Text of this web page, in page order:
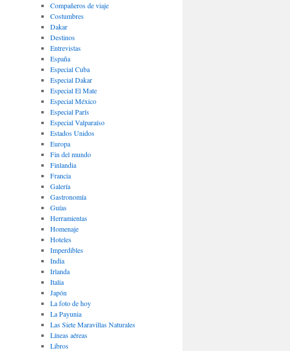
Compañeros de viaje
Costumbres
Dakar
Destinos
Entrevistas
España
Especial Cuba
Especial Dakar
Especial El Mate
Especial México
Especial París
Especial Valparaíso
Estados Unidos
Europa
Fin del mundo
Finlandia
Francia
Galería
Gastronomí­a
Guías
Herramientas
Homenaje
Hoteles
Imperdibles
India
Irlanda
Italia
Japón
La foto de hoy
La Payunia
Las Siete Maravillas Naturales
Lí­neas aéreas
Libros